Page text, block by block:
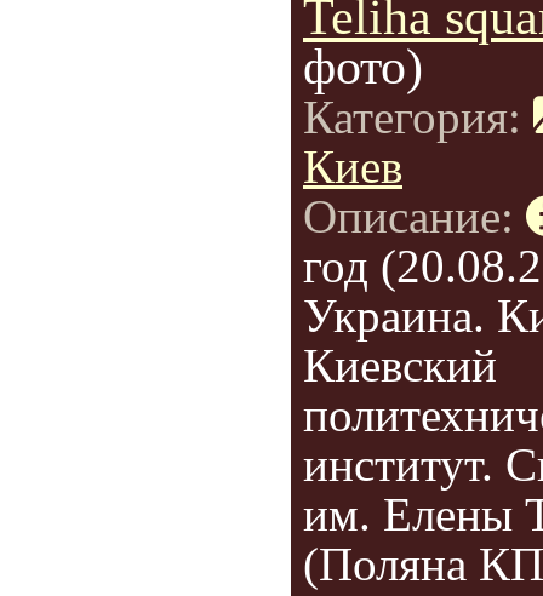
Teliha
фото)
Категория:
Киев
Описание:
год
Украина.
Киевский
институт.
им. Елены
(Поляна